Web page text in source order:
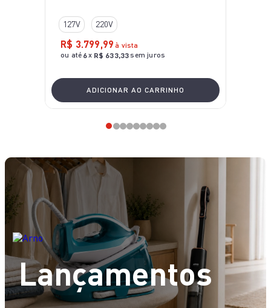
127V 220V
R$ 3.799,99 à vista
ou até 6x R$ 633,33sem juros
ADICIONAR AO CARRINHO
Lançamentos